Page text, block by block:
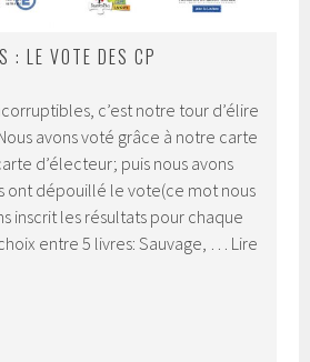
: LE VOTE DES CP
c’est notre tour d’élire
avons voté grâce à notre carte
d’électeur; puis nous avons
ont dépouillé le vote(ce mot nous
inscrit les résultats pour chaque
entre 5 livres: Sauvage, … Lire